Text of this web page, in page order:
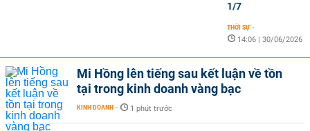
1/7
THỜI SỰ -
14:06 | 30/06/2026
Mi Hồng lên tiếng sau kết luận về tồn
tại trong kinh doanh vàng bạc
KINH DOANH - 1 phút trước